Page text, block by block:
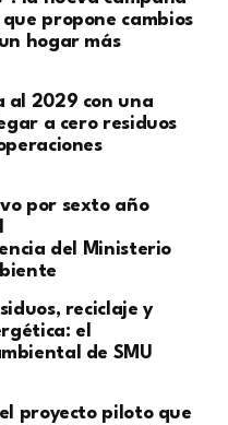
propone cambios
hogar más
al 2029 con una
a cero residuos
por sexto año
del Ministerio
reciclaje y
el
de SMU
proyecto piloto que